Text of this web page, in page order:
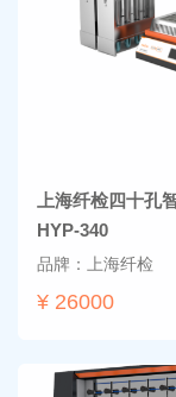
上海纤检四十孔
HYP-340
品牌：上海纤检
¥ 26000